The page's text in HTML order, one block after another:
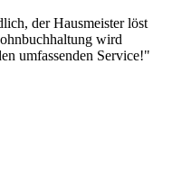
der Hausmeister löst
wird
umfassenden Service!"